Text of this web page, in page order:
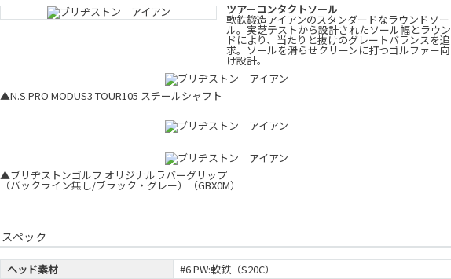
ツアーコンタクトソール
軟鉄鍛造アイアンのスタンダードなラウンドソー
ル。実芝テストから設計されたソール幅とラウン
ドにより、当たりと抜けのグレートバランスを追
求。ソールを滑らせクリーンに打つゴルファー向
け設計。
▲N.S.PRO MODUS3 TOUR105 スチールシャフト
▲ブリヂストンゴルフ オリジナルラバーグリップ
（バックライン無し/ブラック・グレー）（GBX0M）
スペック
ヘッド素材
#6 PW:軟鉄（S20C）